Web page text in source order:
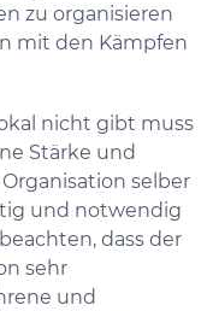
zu organisieren
mit den Kämpfen
nicht gibt muss
Stärke und
selber
und notwendig
dass der
sehr
und